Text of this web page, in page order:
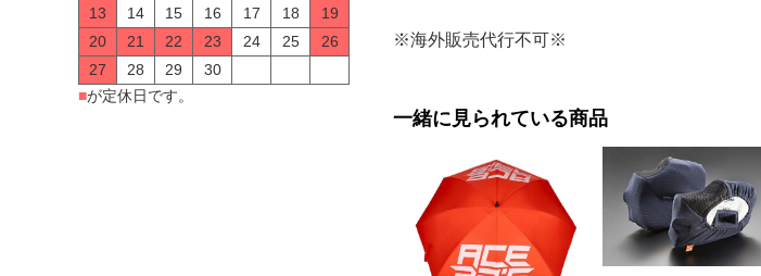
13
14 15 16 17 18
19
20
21 22 23 24 25
26
27
28 29
30
■が定休日です。
※海外販売代行不可※
一緒に見られている商品